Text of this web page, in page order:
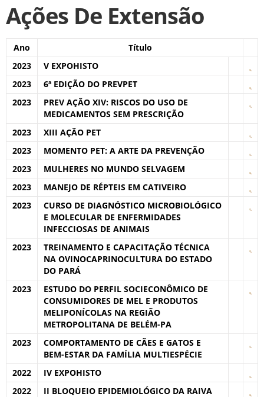
Ações De Extensão
Ano
Título
2023
V EXPOHISTO
2023
6ª EDIÇÃO DO PREVPET
2023
PREV AÇÃO XIV: RISCOS DO USO DE
MEDICAMENTOS SEM PRESCRIÇÃO
2023
XIII AÇÃO PET
2023
MOMENTO PET: A ARTE DA PREVENÇÃO
2023
MULHERES NO MUNDO SELVAGEM
2023
MANEJO DE RÉPTEIS EM CATIVEIRO
2023
CURSO DE DIAGNÓSTICO MICROBIOLÓGICO
E MOLECULAR DE ENFERMIDADES
INFECCIOSAS DE ANIMAIS
2023
TREINAMENTO E CAPACITAÇÃO TÉCNICA
NA OVINOCAPRINOCULTURA DO ESTADO
DO PARÁ
2023
ESTUDO DO PERFIL SOCIECONÔMICO DE
CONSUMIDORES DE MEL E PRODUTOS
MELIPONÍCOLAS NA REGIÃO
METROPOLITANA DE BELÉM-PA
2023
COMPORTAMENTO DE CÃES E GATOS E
BEM-ESTAR DA FAMÍLIA MULTIESPÉCIE
2022
IV EXPOHISTO
2022
II BLOQUEIO EPIDEMIOLÓGICO DA RAIVA